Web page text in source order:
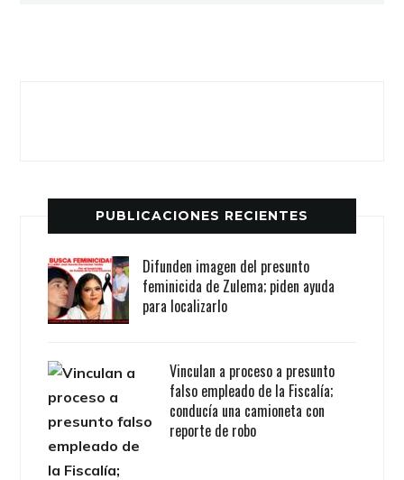
PUBLICACIONES RECIENTES
Difunden imagen del presunto
feminicida de Zulema; piden ayuda
para localizarlo
Vinculan a proceso a presunto
falso empleado de la Fiscalía;
conducía una camioneta con
reporte de robo